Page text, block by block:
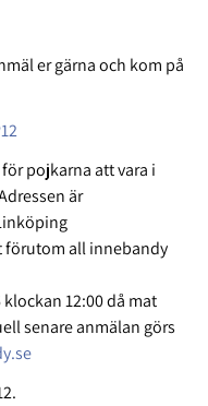
er gärna och kom på
pojkarna att vara i
är
förutom all innebandy
12:00 då mat
senare anmälan görs